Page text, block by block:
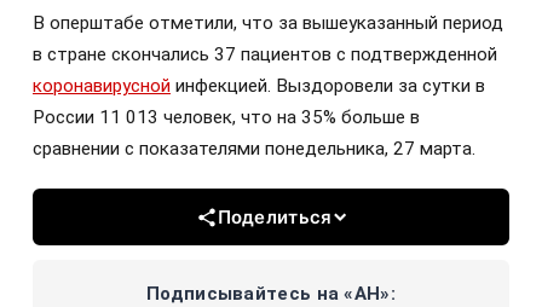
В оперштабе отметили, что за вышеуказанный период
в стране скончались 37 пациентов с подтвержденной
коронавирусной инфекцией. Выздоровели за сутки в
России 11 013 человек, что на 35% больше в
сравнении с показателями понедельника, 27 марта.
Поделиться
Подписывайтесь на «АН»: